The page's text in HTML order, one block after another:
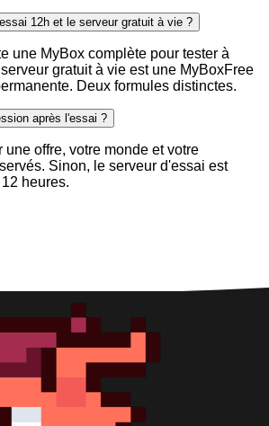
12h et le serveur gratuit à vie ?
une MyBox complète pour tester à
gratuit à vie est une MyBoxFree
Deux formules distinctes.
après l'essai ?
offre, votre monde et votre
Sinon, le serveur d'essai est
heures.